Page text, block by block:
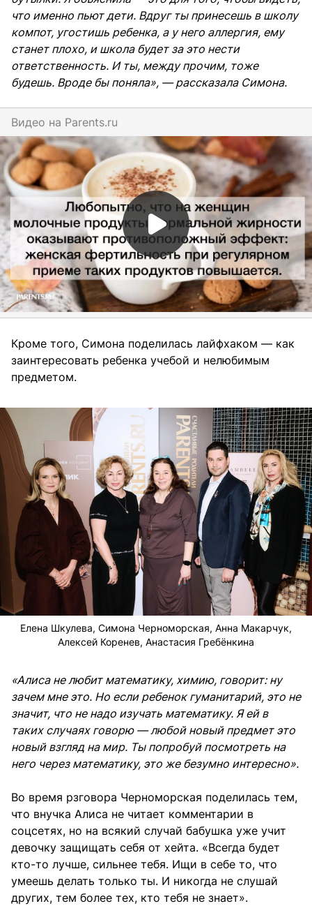
что именно пьют дети. Вдруг ты принесешь в школу
компот, угостишь ребенка, а у него аллергия, ему
станет плохо, и школа будет за это нести
ответственность. И ты, между прочим, тоже
будешь. Вроде бы поняла», — рассказала Симона.
Видео на parents.ru
Кроме того, Симона поделилась лайфхаком — как
заинтересовать ребенка учебой и нелюбимым
предметом.
Елена Шкулева, Симона Черноморская, Анна Макарчук,
Алексей Коренев, Анастасия Гребёнкина
«Алиса не любит математику, химию, говорит: ну
зачем мне это. Но если ребенок гуманитарий, это не
значит, что не надо изучать математику. Я ей в
таких случаях говорю — любой новый предмет это
новый взгляд на мир. Ты попробуй посмотреть на
него через математику, это же безумно интересно».
Во время рзговора Черноморская поделилась тем,
что внучка Алиса не читает комментарии в
соцсетях, но на всякий случай бабушка уже учит
девочку защищать себя от хейта. «Всегда будет
кто-то лучше, сильнее тебя. Ищи в себе то, что
умеешь делать только ты. И никогда не слушай
других, тем более тех, кто тебя не знает».